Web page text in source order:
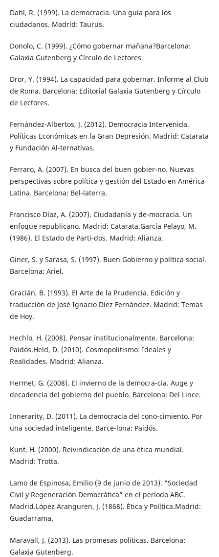
Dahl, R. (1999). La democracia. Una guía para los
ciudadanos. Madrid: Taurus.
Donolo, C. (1999). ¿Cómo gobernar mañana?Barcelona:
Galaxia Gutenberg y Círculo de Lectores.
Dror, Y. (1994). La capacidad para gobernar. Informe al Club
de Roma. Barcelona: Editorial Galaxia Gutenberg y Círculo
de Lectores.
Fernández-Albertos, J. (2012). Democracia Intervenida.
Políticas Económicas en la Gran Depresión. Madrid: Catarata
y Fundación Al-ternativas.
Ferraro, A. (2007). En busca del buen gobier-no. Nuevas
perspectivas sobre política y gestión del Estado en América
Latina. Barcelona: Bel-laterra.
Francisco Díaz, A. (2007). Ciudadanía y de-mocracia. Un
enfoque republicano. Madrid: Catarata.García Pelayo, M.
(1986). El Estado de Parti-dos. Madrid: Alianza.
Giner, S. y Sarasa, S. (1997). Buen Gobierno y política social.
Barcelona: Ariel.
Gracián, B. (1993). El Arte de la Prudencia. Edición y
traducción de José Ignacio Díez Fernández. Madrid: Temas
de Hoy.
Hechlo, H. (2008). Pensar institucionalmente. Barcelona:
Paidós.Held, D. (2010). Cosmopolitismo: Ideales y
Realidades. Madrid: Alianza.
Hermet, G. (2008). El invierno de la democra-cia. Auge y
decadencia del gobierno del pueblo. Barcelona: Del Lince.
Innerarity, D. (2011). La democracia del cono-cimiento. Por
una sociedad inteligente. Barce-lona: Paidós.
Kunt, H. (2000). Reivindicación de una ética mundial.
Madrid: Trotta.
Lamo de Espinosa, Emilio (9 de junio de 2013). “Sociedad
Civil y Regeneración Democrática” en el período ABC.
Madrid.López Aranguren, J. (1868). Ética y Política.Madrid:
Guadarrama.
Maravall, J. (2013). Las promesas políticas. Barcelona:
Galaxia Gutenberg.